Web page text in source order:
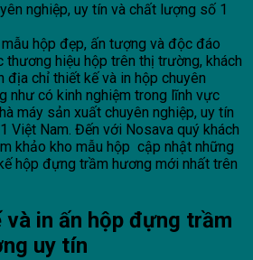
nghiệp, uy tín và chất lượng số 1
hộp đẹp, ấn tượng và độc đáo
thương hiệu hộp trên thị trường, khách
địa chỉ thiết kế và in hộp chuyên
như có kinh nghiệm trong lĩnh vực
máy sản xuất chuyên nghiệp, uy tín
Việt Nam. Đến với Nosava quý khách
khảo kho mẫu hộp cập nhật những
hộp đựng trầm hương mới nhất trên
in ấn hộp đựng trầm
uy tín